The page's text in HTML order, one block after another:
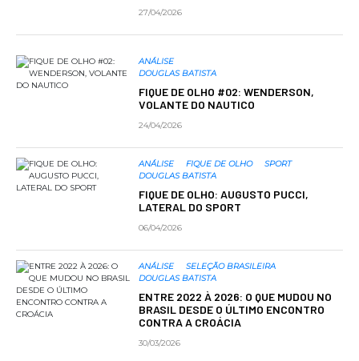
27/04/2026
ANÁLISE
DOUGLAS BATISTA
FIQUE DE OLHO #02: WENDERSON,
VOLANTE DO NAUTICO
24/04/2026
ANÁLISE FIQUE DE OLHO
SPORT
DOUGLAS BATISTA
FIQUE DE OLHO: AUGUSTO PUCCI,
LATERAL DO SPORT
06/04/2026
ANÁLISE
SELEÇÃO BRASILEIRA
DOUGLAS BATISTA
ENTRE 2022 À 2026: O QUE MUDOU NO
BRASIL DESDE O ÚLTIMO ENCONTRO
CONTRA A CROÁCIA
30/03/2026